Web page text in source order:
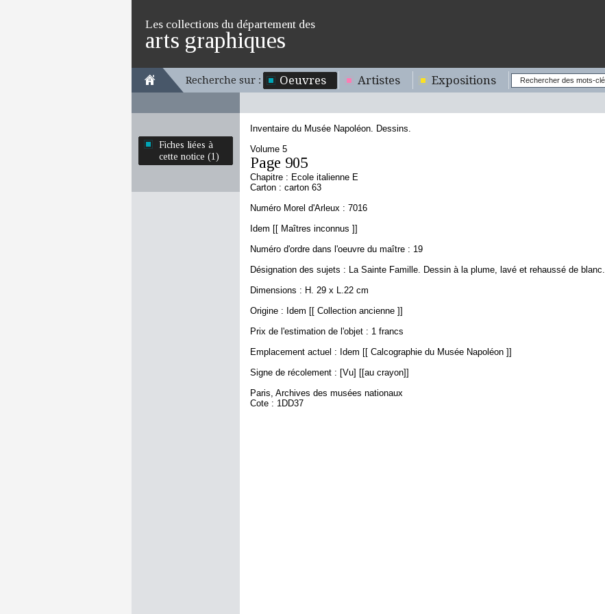
Les collections du département des
arts graphiques
Recherche sur : Oeuvres Artistes Expositions
Fiches liées à
cette notice (1)
Inventaire du Musée Napoléon. Dessins.
Volume 5
Page 905
Chapitre : Ecole italienne E
Carton : carton 63
Numéro Morel d'Arleux : 7016
Idem [[ Maîtres inconnus ]]
Numéro d'ordre dans l'oeuvre du maître : 19
Désignation des sujets : La Sainte Famille. Dessin à la plume, lavé et rehaussé de blanc.
Dimensions : H. 29 x L.22 cm
Origine : Idem [[ Collection ancienne ]]
Prix de l'estimation de l'objet : 1 francs
Emplacement actuel : Idem [[ Calcographie du Musée Napoléon ]]
Signe de récolement : [Vu] [[au crayon]]
Paris, Archives des musées nationaux
Cote : 1DD37